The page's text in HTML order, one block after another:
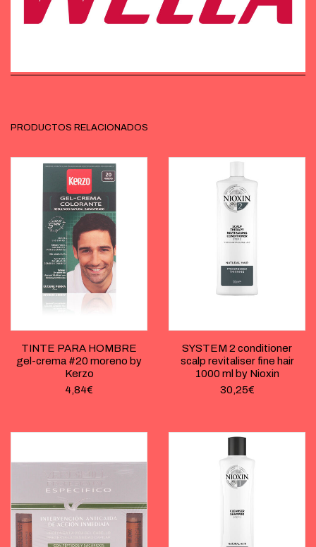
PRODUCTOS RELACIONADOS
TINTE PARA HOMBRE
gel-crema #20 moreno by
Kerzo
4,84€
SYSTEM 2 conditioner
scalp revitaliser fine hair
1000 ml by Nioxin
30,25€